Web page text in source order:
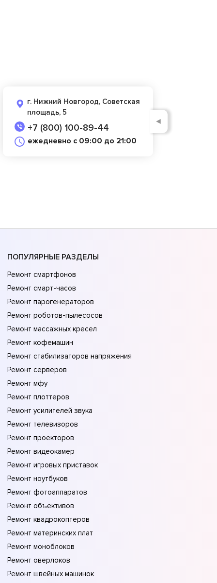
г. Нижний Новгород, Советская
площадь, 5
+7 (800) 100-89-44
ежедневно с 09:00 до 21:00
◄
ПОПУЛЯРНЫЕ РАЗДЕЛЫ
Ремонт смартфонов
Ремонт смарт-часов
Ремонт парогенераторов
Ремонт роботов-пылесосов
Ремонт массажных кресел
Ремонт кофемашин
Ремонт стабилизаторов напряжения
Ремонт серверов
Ремонт мфу
Ремонт плоттеров
Ремонт усилителей звука
Ремонт телевизоров
Ремонт проекторов
Ремонт видеокамер
Ремонт игровых приставок
Ремонт ноутбуков
Ремонт фотоаппаратов
Ремонт объективов
Ремонт квадрокоптеров
Ремонт материнских плат
Ремонт моноблоков
Ремонт оверлоков
Ремонт швейных машинок